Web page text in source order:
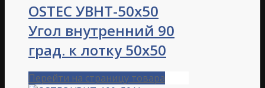
OSTEC УВНТ-50х50
Угол внутренний 90
град. к лотку 50х50
Перейти на страницу товара